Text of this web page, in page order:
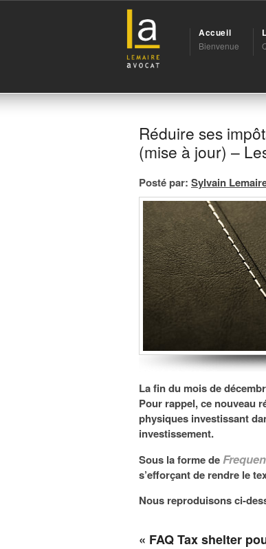
Accueil
Bienvenue
Réduire ses
(mise à jour) –
Posté par: Sylvain
La fin du mois de
Pour rappel, ce nouveau
physiques investissant
investissement.
Sous la forme de
s’efforçant de rendre le
Nous reproduisons ci-
« FAQ Tax shelter